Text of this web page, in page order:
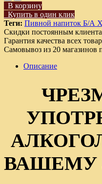
В корзину
Купить в один клик
Теги: Пивной напиток Б/А
Скидки постоянным
Гарантия качества всех
Самовывоз из 20 магазинов
Описание
ВАШЕМУ